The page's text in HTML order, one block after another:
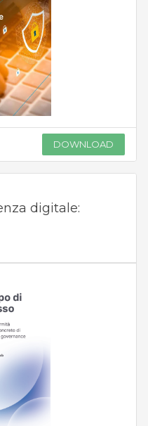
DOWNLOAD
digitale: